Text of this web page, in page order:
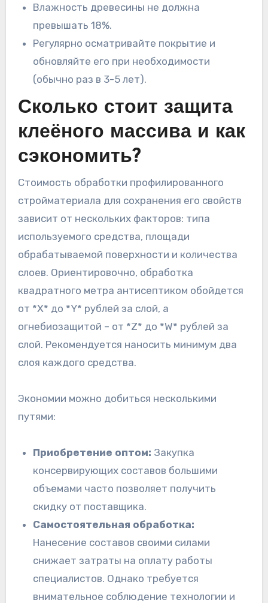
Влажность древесины не должна
превышать 18%.
Регулярно осматривайте покрытие и
обновляйте его при необходимости
(обычно раз в 3-5 лет).
Сколько стоит защита
клеёного массива и как
сэкономить?
Стоимость обработки профилированного
стройматериала для сохранения его свойств
зависит от нескольких факторов: типа
используемого средства, площади
обрабатываемой поверхности и количества
слоев. Ориентировочно, обработка
квадратного метра антисептиком обойдется
от *X* до *Y* рублей за слой, а
огнебиозащитой – от *Z* до *W* рублей за
слой. Рекомендуется наносить минимум два
слоя каждого средства.
Экономии можно добиться несколькими
путями:
Приобретение оптом: Закупка
консервирующих составов большими
объемами часто позволяет получить
скидку от поставщика.
Самостоятельная обработка:
Нанесение составов своими силами
снижает затраты на оплату работы
специалистов. Однако требуется
внимательное соблюдение технологии и